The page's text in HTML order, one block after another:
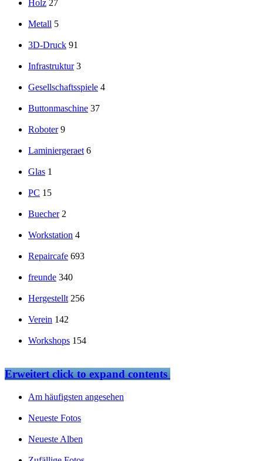
Holz 27
Metall 5
3D-Druck 91
Infrastruktur 3
Gesellschaftsspiele 4
Buttonmaschine 37
Roboter 9
Laminiergeraet 6
Glas 1
PC 15
Buecher 2
Workstation 4
Repaircafe 693
freunde 340
Hergestellt 256
Verein 142
Workshops 154
Erweitertclick to expand contents
Am häufigsten angesehen
Neueste Fotos
Neueste Alben